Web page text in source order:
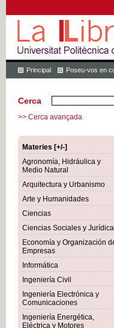
Principal Poseu-vos en
Cerca
>> Cerca avançada
Materies [+/-]
Agronomía, Hidráulica y
Medio Natural
Arquitectura y Urbanismo
Arte y Humanidades
Ciencias
Ciencias Sociales y
Economía y Organización
Empresas
Informática
Ingeniería Civil
Ingeniería Electrónica y
Comunicaciones
Ingeniería Energética,
Eléctrica y Motores